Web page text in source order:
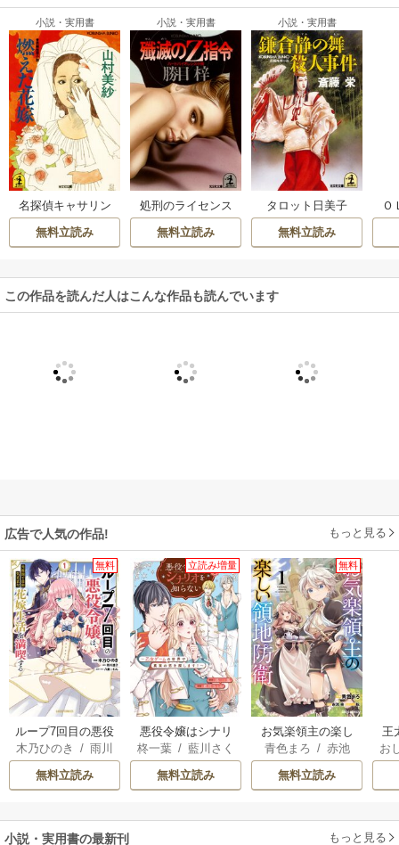
小説・実用書
名探偵キャサリン
無料立読み
小説・実用書
処刑のライセンス
無料立読み
小説・実用書
タロット日美子
無料立読み
Ｏ
この作品を読んだ人はこんな作品も読んでいます
広告で人気の作品! もっと見る
無料
ループ7回目の悪役
令嬢は、元敵国で
自由気ままな花嫁
生活を満喫する
木乃ひのき /雨川
/ 八美☆わん
無料立読み
立読み増量
悪役令嬢はシナリ
オを知らない ～乙
女ゲームの世界で
真実の恋を探しま
柊一葉 /藍川さく
ら
無料立読み
無料
お気楽領主の楽し
い領地防衛
青色まろ / 赤池
宗
/ 転
無料立読み
王
こ
二
お
小説・実用書の最新刊 もっと見る